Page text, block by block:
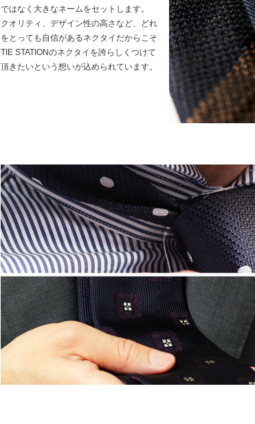
ではなく大きなネームをセットします。
クオリティ、デザイン性の高さなど、どれ
をとっても自信があるネクタイだからこそ
TIE STATIONのネクタイを誇らしくつけて
頂きたいという想いが込められています。